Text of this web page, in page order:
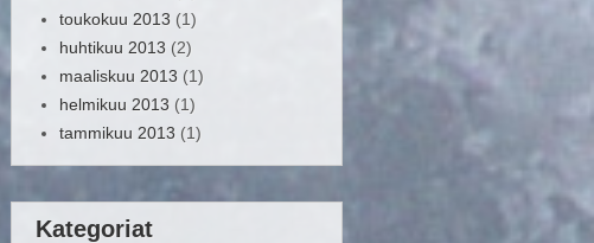
toukokuu 2013 (1)
huhtikuu 2013 (2)
maaliskuu 2013 (1)
helmikuu 2013 (1)
tammikuu 2013 (1)
Kategoriat